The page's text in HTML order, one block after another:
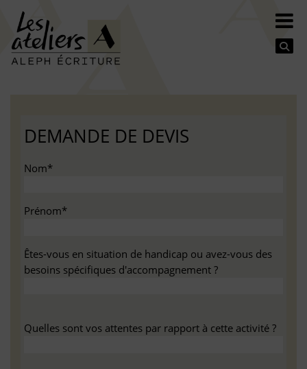
DEMANDE DE DEVIS
Nom*
Prénom*
Êtes-vous en situation de handicap ou avez-vous des
besoins spécifiques d'accompagnement ?
Quelles sont vos attentes par rapport à cette activité ?